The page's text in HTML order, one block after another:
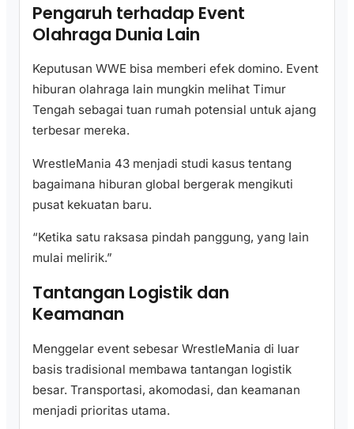
Pengaruh terhadap Event
Olahraga Dunia Lain
Keputusan WWE bisa memberi efek domino. Event
hiburan olahraga lain mungkin melihat Timur
Tengah sebagai tuan rumah potensial untuk ajang
terbesar mereka.
WrestleMania 43 menjadi studi kasus tentang
bagaimana hiburan global bergerak mengikuti
pusat kekuatan baru.
“Ketika satu raksasa pindah panggung, yang lain
mulai melirik.”
Tantangan Logistik dan
Keamanan
Menggelar event sebesar WrestleMania di luar
basis tradisional membawa tantangan logistik
besar. Transportasi, akomodasi, dan keamanan
menjadi prioritas utama.